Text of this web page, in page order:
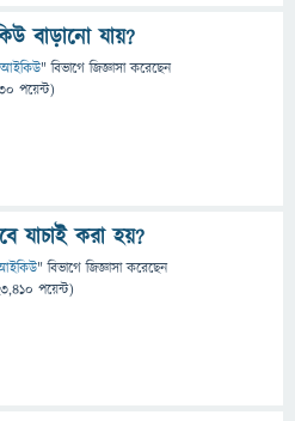
বাড়ানো যায়?
আইকিউ" বিভাগে জিজ্ঞাসাকরেছেন
পয়েন্ট)
যাচাই করা হয়?
" বিভাগে জিজ্ঞাসাকরেছেন
পয়েন্ট)